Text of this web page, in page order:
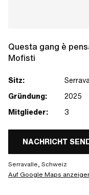
Questa gang è
Mofisti
Sitz:
Gründung:
2025
Mitglieder:
3
NACHRICHT
Serravalle, Schweiz
Auf Google Maps